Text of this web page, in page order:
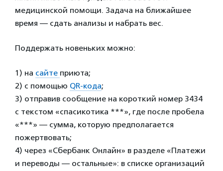
медицинской помощи. Задача на ближайшее
время — сдать анализы и набрать вес.
Поддержать новеньких можно:
1) на сайте приюта;
2) c помощью QR-кода;
3) отправив сообщение на короткий номер 3434
с текстом «спасикотика ***», где после пробела
«***» — сумма, которую предполагается
пожертвовать;
4) через «Сбербанк Онлайн» в разделе «Платежи
и переводы — остальные»: в списке организаций